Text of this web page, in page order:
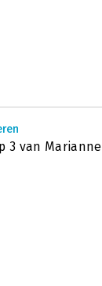
3 van Marianne